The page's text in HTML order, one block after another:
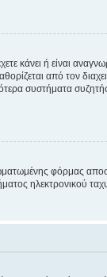
ή είναι
από τον
συστήματα
φόρμας
ηλεκτρονικού